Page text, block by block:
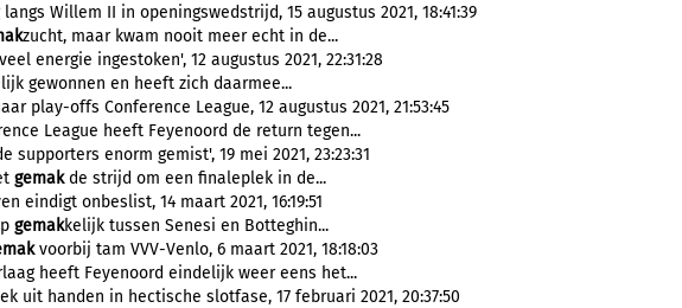
Willem II in openingswedstrijd, 15 augustus 2021, 18:41:39
zucht, maar kwam nooit meer echt in de...
energie ingestoken', 12 augustus 2021, 22:31:28
gewonnen en heeft zich daarmee...
play-offs Conference League, 12 augustus 2021, 21:53:45
League heeft Feyenoord de return tegen...
supporters enorm gemist', 19 mei 2021, 23:23:31
gemakde strijd om een finaleplek in de...
eindigt onbeslist, 14 maart 2021, 16:19:51
gemakkelijk tussen Senesi en Botteghin...
voorbij tam VVV-Venlo, 6 maart 2021, 18:18:03
heeft Feyenoord eindelijk weer eens het...
uit handen in hectische slotfase, 17 februari 2021, 20:37:50